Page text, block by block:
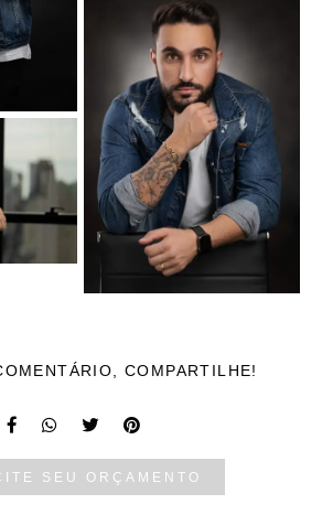
COMPARTILHE!
SEU ORÇAMENTO